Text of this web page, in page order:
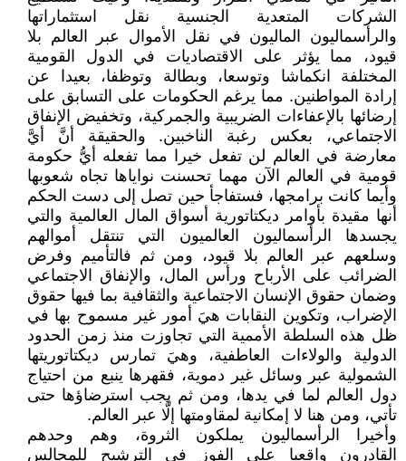
الشركات المتعدية الجنسية نقل استثماراتها
والرأسماليون الماليون في نقل الأموال عبر العالم بلا
قيود، مما يؤثر على الاقتصاديات في الدول القومية
المختلفة انكماشا وتوسعا، وبطالة وتوظفا، بعيدا عن
إرادة المواطنين. مما يرغم الحكومات على التسابق على
إرضائها بالإعفاءات الضريبية والجمركية، وتخفيض الإنفاق
الاجتماعي، بعكس رغبة الناخبين. والحقيقة أنَّ أيَّ
معارضة في العالم لن تفعل خيرا مما تفعله أيُّ حكومة
قومية في العالم الآن مهما تحسنت نواياها تجاه شعوبها
وأيما كانت برامجها، فستفاجأ حين تصل إلى دست الحكم
أنها مقيدة بأوامر ديكتاتورية أسواق المال العالمية والتي
يجسدها الرأسماليون العالميون التي تنتقل أموالهم
وسلعهم عبر العالم بلا قيود، ومن ثم فالتأميم وفرض
الضرائب على الأرباح ورأس المال، والإنفاق الاجتماعي
وضمان حقوق الإنسان الاجتماعية والثقافية بما فيها حقوق
الإضراب، وتكوين النقابات هيَ أمور غير مسموح بها في
ظل هذه السلطة الأممية التي تجاوزت منذ زمن الحدود
الدولية والولاءات العاطفية، وهيَ تمارس ديكتاتوريتها
الشمولية عبر وسائل غير دموية، فقهرها ينبع من احتياج
دول العالم لما في يدها، ومن ثم يجب استرضاؤها حتى
تأتي، ومن هنا لا إمكانية لمقاومتها إلَّا عبر العالم.
وأخيرا الرأسماليون يملكون الثروة، وهم وحدهم
القادرون واقعيا على الفوز في الترشيح للمجالس